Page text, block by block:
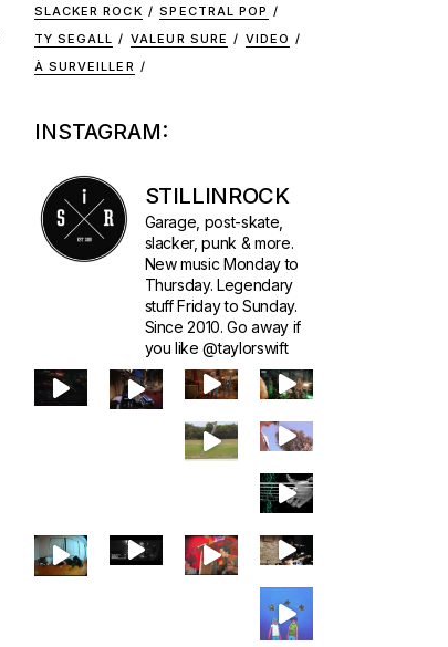
SLACKER ROCK
SPECTRAL POP
TY SEGALL
VALEUR SURE
VIDEO
À SURVEILLER
INSTAGRAM:
STILLINROCK
Garage, post-skate,
slacker, punk & more.
New music Monday to
Thursday. Legendary
stuff Friday to Sunday.
Since 2010. Go away if
you like @taylorswift